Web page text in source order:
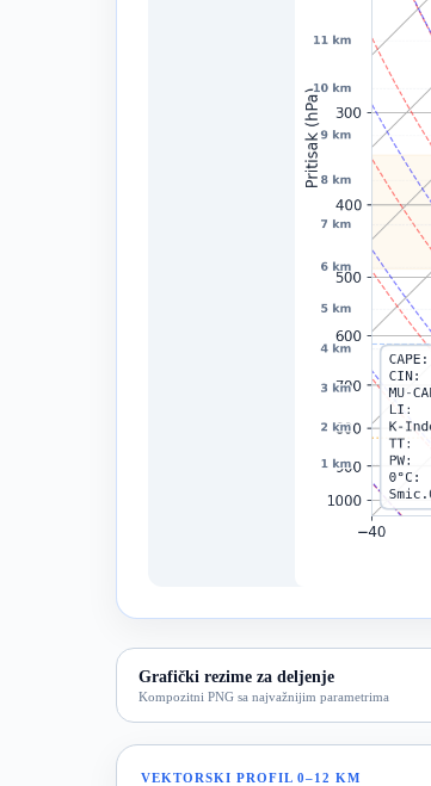
Grafički rezime za deljenje
Kompozitni PNG sa najvažnijim parametrima
VEKTORSKI PROFIL 0–12 KM